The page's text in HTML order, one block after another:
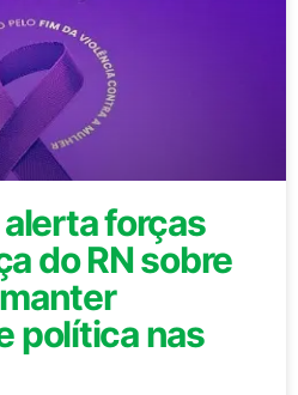
forças
do RN sobre
política nas